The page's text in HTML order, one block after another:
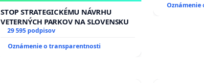
STOP STRATEGICKÉMU NÁVRHU
VETERNÝCH PARKOV NA SLOVENSKU
29 595 podpisov
Oznámenie o transparentnosti